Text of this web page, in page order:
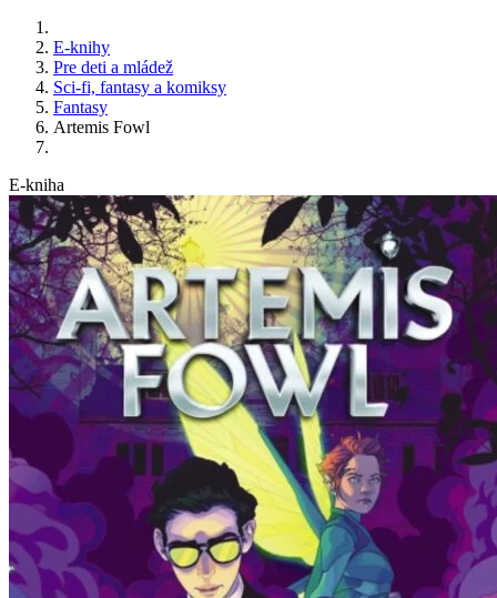
E-knihy
Pre deti a mládež
Sci-fi, fantasy a komiksy
Fantasy
Artemis Fowl
E-kniha